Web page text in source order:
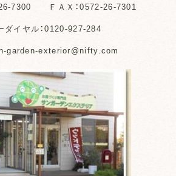
26-7300 ＦＡＸ：0572-26-7301
ダイヤル：0120-927-284
garden-exterior@nifty.com